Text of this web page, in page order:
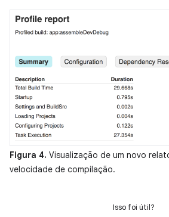
Figura 4. Visualização de um novo
velocidade de compilação.
Isso foi útil?